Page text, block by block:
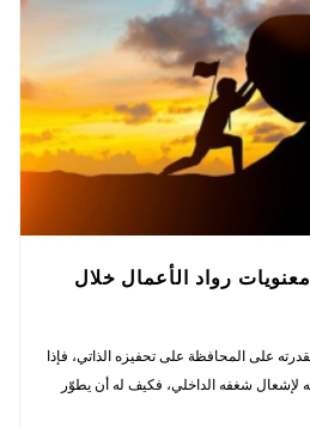
رواد الأعمال خلال
على المحافظة على تحفيزه الذاتي، فإذا
لإشعال شغفه الداخلي، فكيف له أن يطوّر